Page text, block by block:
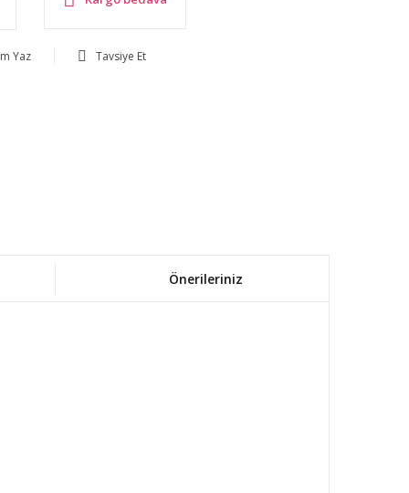
Yaz Tavsiye Et
Önerileriniz